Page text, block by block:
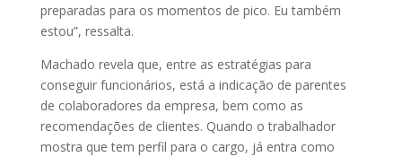
preparadas para os momentos de pico. Eu também
estou”, ressalta.
Machado revela que, entre as estratégias para
conseguir funcionários, está a indicação de parentes
de colaboradores da empresa, bem como as
recomendações de clientes. Quando o trabalhador
mostra que tem perfil para o cargo, já entra como